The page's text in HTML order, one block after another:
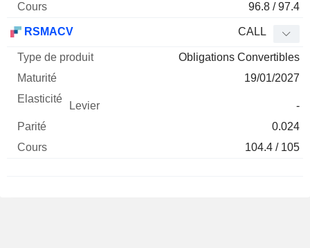
96.8 / 97.4
RSMACV CALL
Obligations Convertibles
19/01/2027
-
0.024
104.4 / 105